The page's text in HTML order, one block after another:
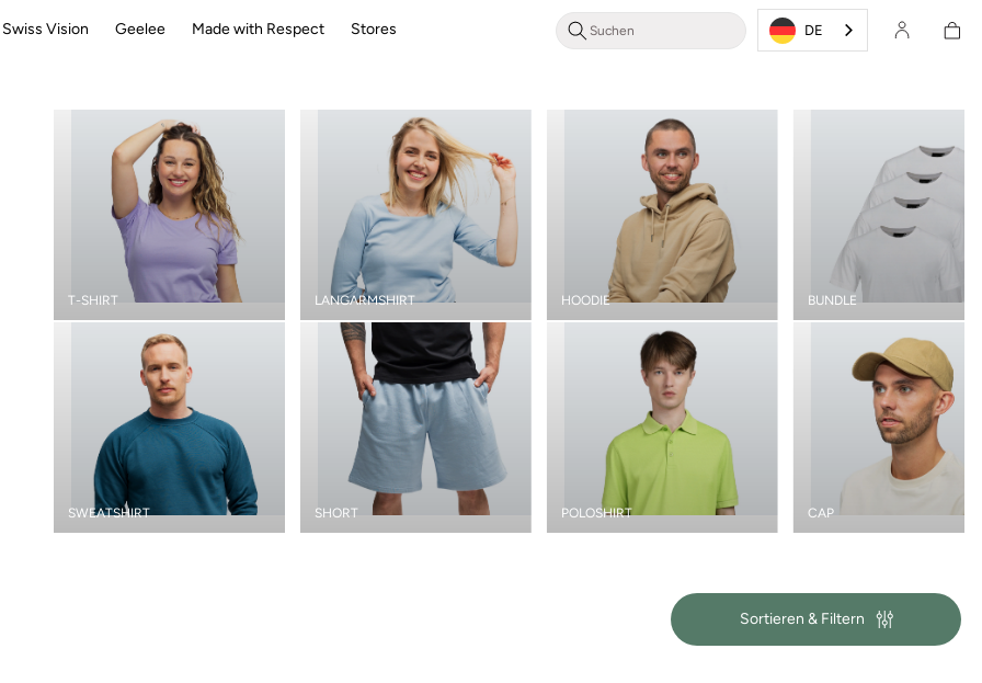
Swiss Vision Geelee Made with Respect Stores DE Login/Registrieren
T-SHIRT
SWEATSHIRT
LANGARMSHIRT
SHORT
HOODIE
POLOSHIRT
BUNDLE
CAP
Sortieren & Filtern